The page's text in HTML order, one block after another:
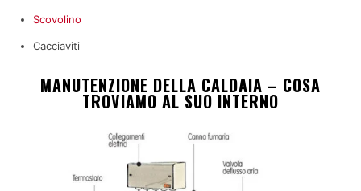
Scovolino
Cacciaviti
MANUTENZIONE DELLA CALDAIA – COSA
TROVIAMO AL SUO INTERNO